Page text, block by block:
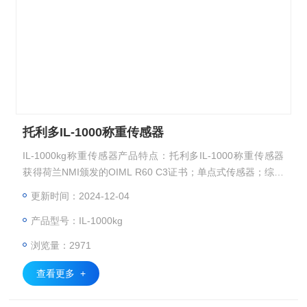
托利多IL-1000称重传感器
IL-1000kg称重传感器产品特点：托利多IL-1000称重传感器
获得荷兰NMI颁发的OIML R60 C3证书；单点式传感器；综合
秤、面粉秤、皮带秤等
更新时间：2024-12-04
产品型号：IL-1000kg
浏览量：2971
查看更多 +